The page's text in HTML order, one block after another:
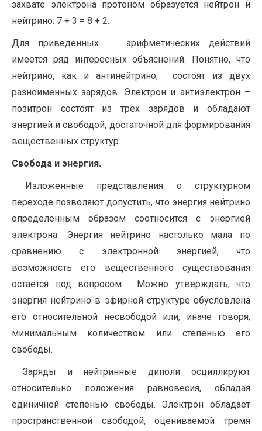
захвате электрона протоном образуется нейтрон и
нейтрино: 7 + 3 = 8 + 2.
Для приведенных арифметических действий
имеется ряд интересных объяснений. Понятно, что
нейтрино, как и антинейтрино, состоят из двух
разноименных зарядов. Электрон и антиэлектрон –
позитрон состоят из трех зарядов и обладают
энергией и свободой, достаточной для формирования
вещественных структур.
Свобода и энергия.
Изложенные представления о структурном
переходе позволяют допустить, что энергия нейтрино
определенным образом соотносится с энергией
электрона. Энергия нейтрино настолько мала по
сравнению с электронной энергией, что
возможность его вещественного существования
остается под вопросом. Можно утверждать, что
энергия нейтрино в эфирной структуре обусловлена
его относительной несвободой или, иначе говоря,
минимальным количеством или степенью его
свободы.
Заряды и нейтринные диполи осциллируют
относительно положения равновесия, обладая
единичной степенью свободы. Электрон обладает
пространственной свободой, оцениваемой тремя